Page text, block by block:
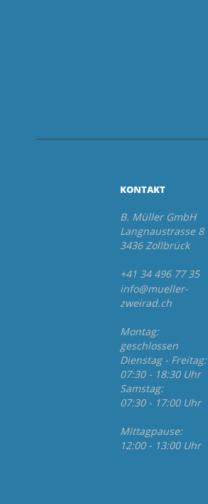
KONTAKT
B. Müller GmbH
Langnaustrasse 8
3436 Zollbrück
+41 34 496 77 35
info@mueller-
zweirad.ch
Montag:
geschlossen
Dienstag - Freitag:
07:30 - 18:30 Uhr
Samstag:
07:30 - 17:00 Uhr
Mittagpause:
12:00 - 13:00 Uhr